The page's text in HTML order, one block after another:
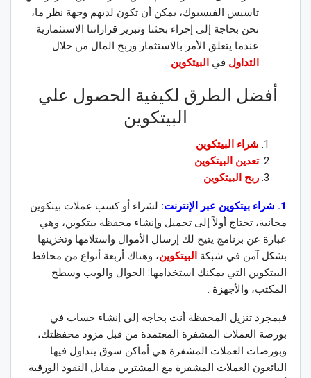
تاسيس الفيسبوك، يمكن أن تكون لديهم وجهة نظر ما،
نحن بحاجة إلى إجراء بحثنا وتبرير قراراتنا الاستثمارية
عندما يتعلق الأمر بالاستثمار وربح المال من خلال
التداول في البيتكوين .
أفضل الطرق لكيفية الحصول علي
البيتكوين
شراء البيتكوين
تعدين البيتكوين
ربح البيتكوين
1. شراء بيتكوين عبر الإنترنت:
لشراء أو كسب عملات بيتكوين
مجانية، تحتاج أولاً إلى تحميل وإنشاء محفظة بيتكوين، وهي
عبارة عن برنامج يتيح لك إرسال الأموال واستلامها وتخزينها
بشكل آمن في شبكة البيتكوين، وهناك أربعة أنواع من محافظ
البيتكوين التي يمكنك استخدامها: الجوال والويب وسطح
المكتب، والأجهزة .
فبمجرد تنزيل المحفظة أنت بحاجة إلى إنشاء حساب في
بورصة العملات المشفرة المعتمدة من قبل مزود محفظتك،
وبورصات العملات المشفرة هي أماكن سوق يتداول فيها
البائعون العملات المشفرة مع المشترين مقابل النقود الورقية